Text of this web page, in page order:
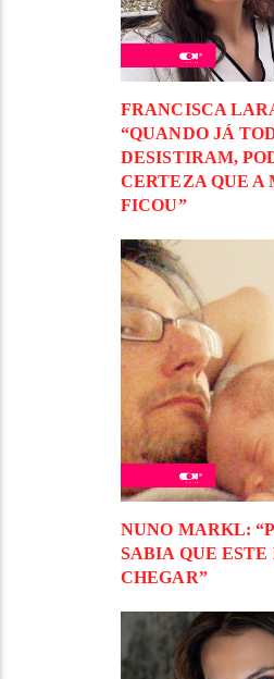
FRANCISCA
“QUANDO JÁ
DESISTIRAM,
CERTEZA QUE A
FICOU”
NUNO MARKL:
SABIA QUE
CHEGAR”